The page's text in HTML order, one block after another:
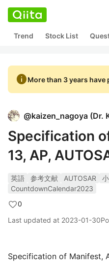
Trend Stock List
infoMore than 3 years have
@kaizen_nagoya (Dr.
Specification
13, AP,
英語 参考文献 AUTOSAR
CountdownCalendar2023
0
Last updated at 2023-01-30
Specification of Manifest,